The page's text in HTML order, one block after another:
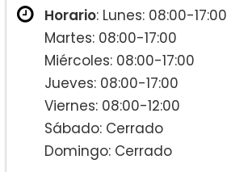
Horario: Lunes: 08:00-17:00
Martes: 08:00-17:00
Miércoles: 08:00-17:00
Jueves: 08:00-17:00
Viernes: 08:00-12:00
Sábado: Cerrado
Domingo: Cerrado